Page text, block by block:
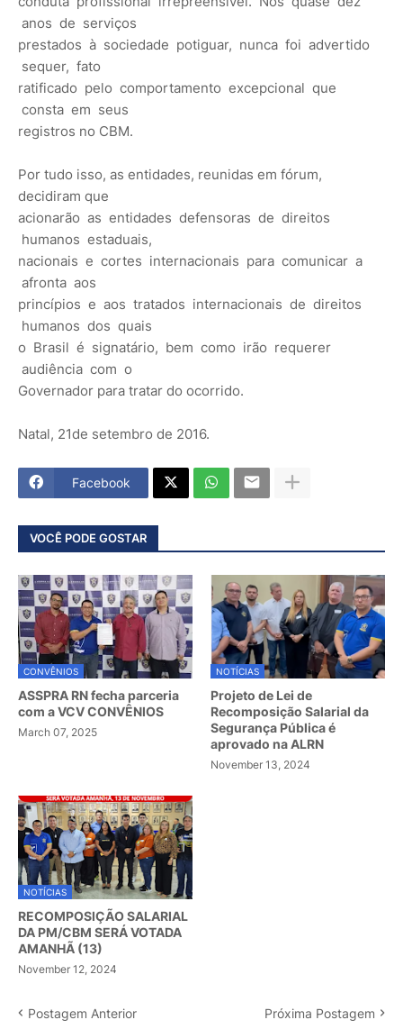
anos de serviços
prestados à sociedade potiguar, nunca foi advertido
sequer, fato
ratificado pelo comportamento excepcional que
consta em seus
registros no CBM.
Por tudo isso, as entidades, reunidas em fórum,
decidiram que
acionarão as entidades defensoras de direitos
humanos estaduais,
nacionais e cortes internacionais para comunicar a
afronta aos
princípios e aos tratados internacionais de direitos
humanos dos quais
o Brasil é signatário, bem como irão requerer
audiência com o
Governador para tratar do ocorrido.
Natal, 21de setembro de 2016.
Facebook
VOCÊ PODE GOSTAR
CONVÊNIOS
ASSPRA RN fecha parceria
com a VCV CONVÊNIOS
March 07, 2025
NOTÍCIAS
Projeto de Lei de
Recomposição Salarial da
Segurança Pública é
aprovado na ALRN
November 13, 2024
NOTÍCIAS
RECOMPOSIÇÃO SALARIAL
DA PM/CBM SERÁ VOTADA
AMANHÃ (13)
November 12, 2024
Postagem Anterior Próxima Postagem